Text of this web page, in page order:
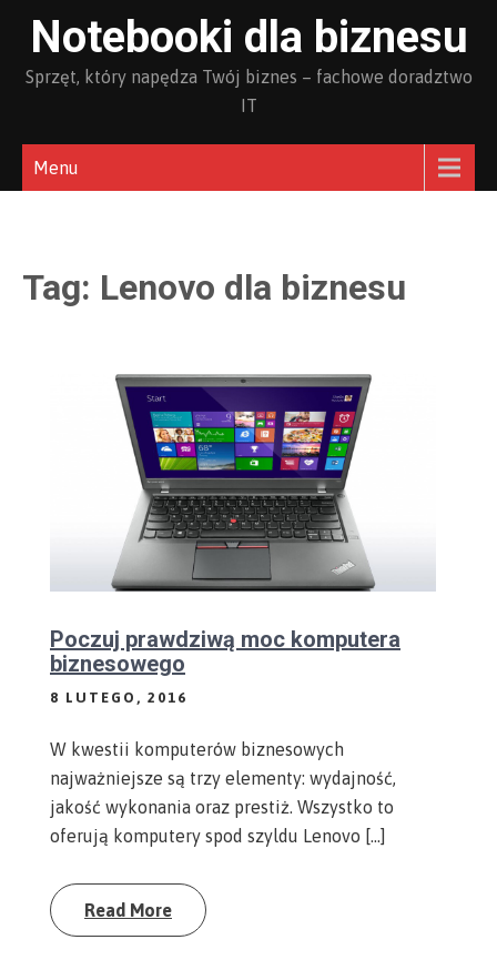
content
Notebooki dla biznesu
Sprzęt, który napędza Twój biznes – fachowe doradztwo
IT
Menu
Tag: Lenovo dla biznesu
Poczuj prawdziwą moc komputera
biznesowego
8 LUTEGO, 2016
W kwestii komputerów biznesowych
najważniejsze są trzy elementy: wydajność,
jakość wykonania oraz prestiż. Wszystko to
oferują komputery spod szyldu Lenovo […]
Read More